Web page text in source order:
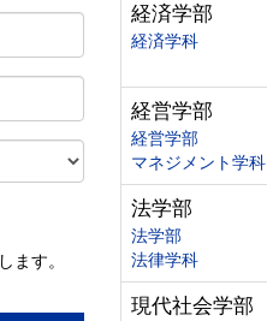
ます。
経済学部
経済学科
経営学部
経営学部
マネジメント学科
法学部
法学部
法律学科
現代社会学部